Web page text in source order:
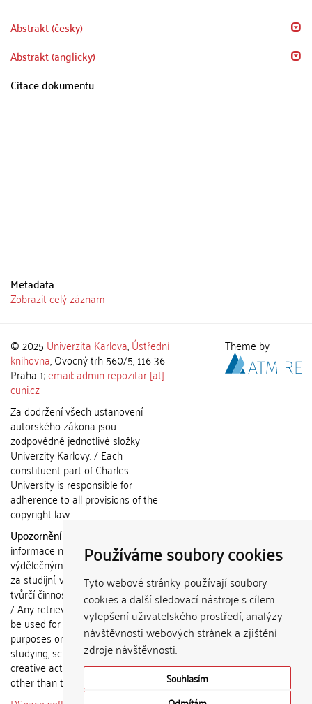
Používáme soubory cookies
Tyto webové stránky používají soubory
cookies a další sledovací nástroje s cílem
vylepšení uživatelského prostředí, analýzy
návštěvnosti webových stránek a zjištění
zdroje návštěvnosti.
Souhlasím
Abstrakt (česky)
Abstrakt (anglicky)
Citace dokumentu
Metadata
Zobrazit celý záznam
© 2025 Univerzita Karlova,Ústřední
knihovna, Ovocný trh 560/5, 116 36
Praha 1;email: admin-repozitar [at]
cuni.cz
Za dodržení všech ustanovení
autorského zákona jsou
zodpovědné jednotlivé složky
Univerzity Karlovy. / Each
constituent part of Charles
University is responsible for
adherence to all provisions of the
copyright law.
Upozornění / Notice:
informace nemohou být použity k
výdělečným účelům nebo vydávány
za studijní, vědeckou nebo jinou
tvůrčí činnost jiné osoby než autora.
/ Any retrieved information shall not
be used for any commercial
purposes or claimed as results of
studying, scientific or any other
creative activities of any person
other than the author.
Theme by